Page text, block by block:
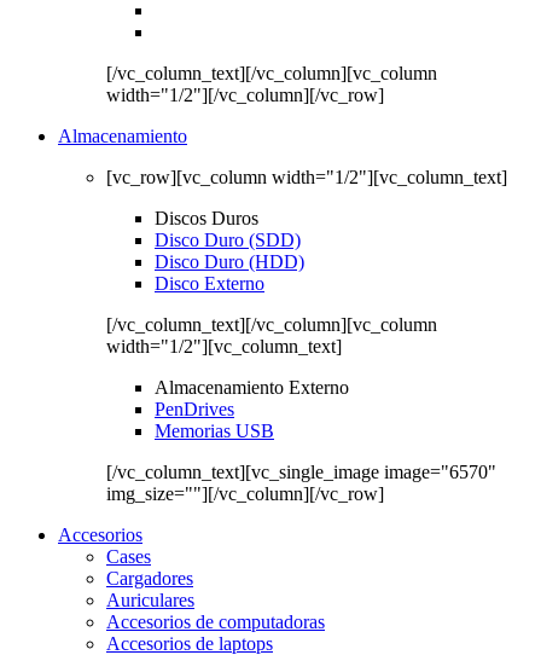
[/vc_column_text][/vc_column][vc_column
width="1/2"][/vc_column][/vc_row]
Almacenamiento
[vc_row][vc_column width="1/2"][vc_column_text]
Discos Duros
Disco Duro (SDD)
Disco Duro (HDD)
Disco Externo
[/vc_column_text][/vc_column][vc_column
width="1/2"][vc_column_text]
Almacenamiento Externo
PenDrives
Memorias USB
[/vc_column_text][vc_single_image image="6570"
img_size=""][/vc_column][/vc_row]
Accesorios
Cases
Cargadores
Auriculares
Accesorios de computadoras
Accesorios de laptops